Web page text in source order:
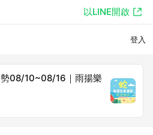
以LINE開啟
登入
勢08/10~08/16｜雨揚樂